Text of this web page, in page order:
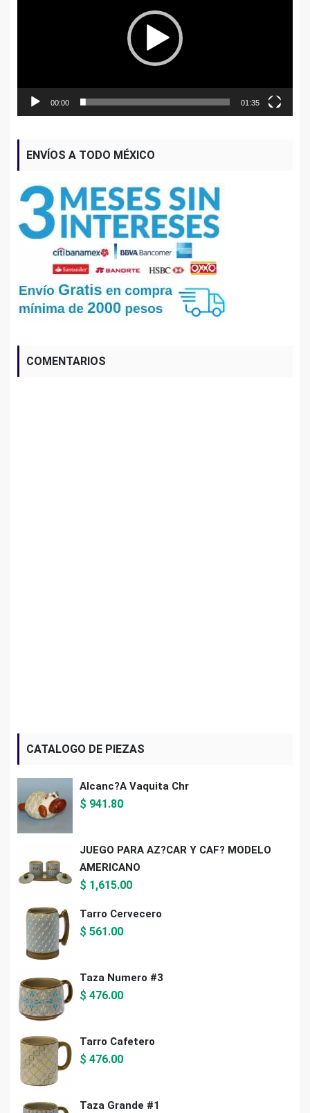
00:00 01:35
ENVÍOS A TODO MÉXICO
COMENTARIOS
CATALOGO DE PIEZAS
Alcanc?a Vaquita Chr
$ 941.80
JUEGO PARA AZ?CAR Y CAF? MODELO
AMERICANO
$ 1,615.00
Tarro Cervecero
$ 561.00
Taza Numero #3
$ 476.00
Tarro Cafetero
$ 476.00
Taza Grande #1